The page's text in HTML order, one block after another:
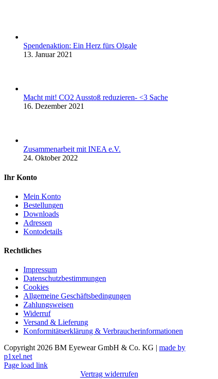
Spendenaktion: Ein Herz fürs Olgale
13. Januar 2021
Macht mit! CO2 Ausstoß reduzieren- <3 Sache
16. Dezember 2021
Zusammenarbeit mit INEA e.V.
24. Oktober 2022
Ihr Konto
Mein Konto
Bestellungen
Downloads
Adressen
Kontodetails
Rechtliches
Impressum
Datenschutzbestimmungen
Cookies
Allgemeine Geschäftsbedingungen
Zahlungsweisen
Widerruf
Versand & Lieferung
Konformitätserklärung & Verbraucherinformationen
Copyright 2026 BM Eyewear GmbH & Co. KG | made by
p1xel.net
Page load link
Vertrag widerrufen